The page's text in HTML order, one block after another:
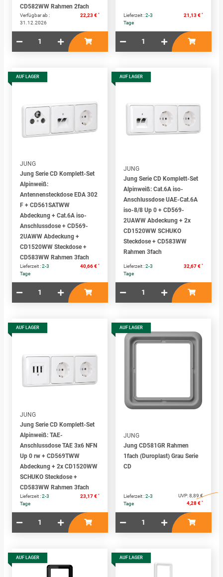
CD582WW Rahmen 2fach
Verfügbar ab :
31.12.2026
22,23 € * Lieferzeit :2-3
Tage
21,13 € *
AUF LAGER
JUNG
Jung Serie CD Komplett-Set
Alpinweiß:
Antennensteckdose EDA 302
F + CD561SATWW
Abdeckung + Cat.6A iso-
Anschlussdose + CD569-
2UAWW Abdeckung +
CD1520WW Steckdose +
CD583WW Rahmen 3fach
Lieferzeit :2-3
Tage
40,66 € *
AUF LAGER
JUNG
Jung Serie CD Komplett-Set
Alpinweiß: Cat.6A iso-
Anschlussdose UAE-Cat.6A
iso-8/8 Up 0 + CD569-
2UAWW Abdeckung + 2x
CD1520WW SCHUKO
Steckdose + CD583WW
Rahmen 3fach
Lieferzeit :2-3
Tage
32,67 € *
AUF LAGER
JUNG
Jung Serie CD Komplett-Set
Alpinweiß: TAE-
Anschlussdose TAE 3x6 NFN
Up 0 rw + CD569TWW
Abdeckung + 2x CD1520WW
SCHUKO Steckdose +
CD583WW Rahmen 3fach
Lieferzeit :2-3
Tage
23,17 € *
AUF LAGER
JUNG
Jung CD581GR Rahmen
1fach (Duroplast) Grau Serie
CD
Lieferzeit :2-3
Tage
UVP:8,89 €
4,28 € *
AUF LAGER AUF LAGER